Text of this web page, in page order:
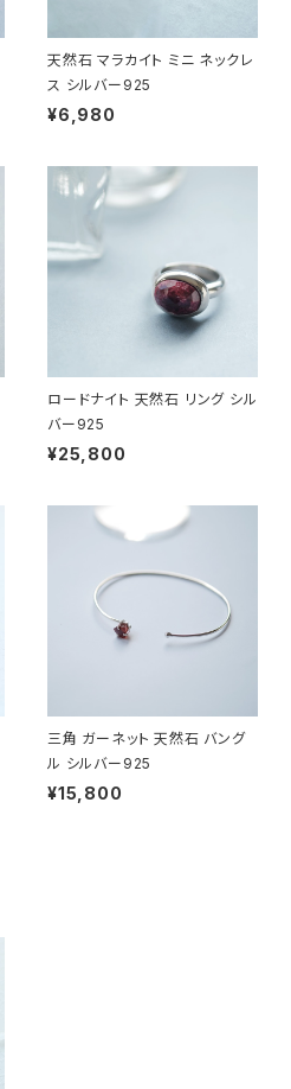
天然石 マラカイト ミニ ネックレ
ス シルバー925
¥6,980
ロードナイト 天然石 リング シル
バー925
¥25,800
三角 ガーネット 天然石 バング
ル シルバー925
¥15,800